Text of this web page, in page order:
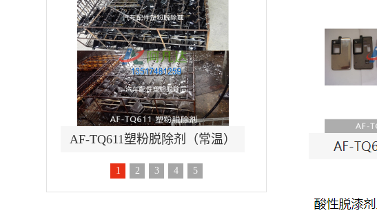
AF-TQ611塑粉脱除剂（常温） AF-TQ601钢铁脱
1 2 3 4 5